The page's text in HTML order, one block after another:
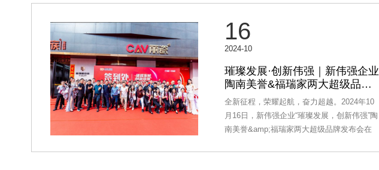
风格，都有专业团队进行一对一服务，确保
店面既符合品牌形象，又能吸引顾客的眼
保持品牌的新鲜感和市场竞争力。在运营方
面，陶南美誉大理石瓷砖为代理商提供了一
套成熟的运营管理体系。这包括日常运营指
导、库存管理优化、销售技能培训等多个方
面。通过线上线下的培训课程和实操演练，
率。同时，总部还会定期派遣市场专
16
2024-10
璀璨发展·创新伟强｜新伟强企业
陶南美誉&福瑞家两大超级品牌
盛大发布
全新征程，荣耀起航，奋力超越。2024年10
月16日，新伟强企业“璀璨发展，创新伟强”陶
南美誉&amp;福瑞家两大超级品牌发布会在